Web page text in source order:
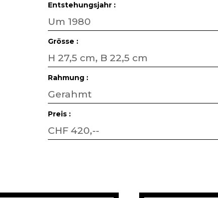
Entstehungsjahr :
Um 1980
Grösse :
H 27,5 cm, B 22,5 cm
Rahmung :
Gerahmt
Preis :
CHF 420,--